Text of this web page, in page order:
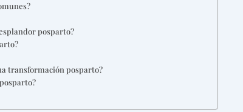
posparto?
transformación posparto?